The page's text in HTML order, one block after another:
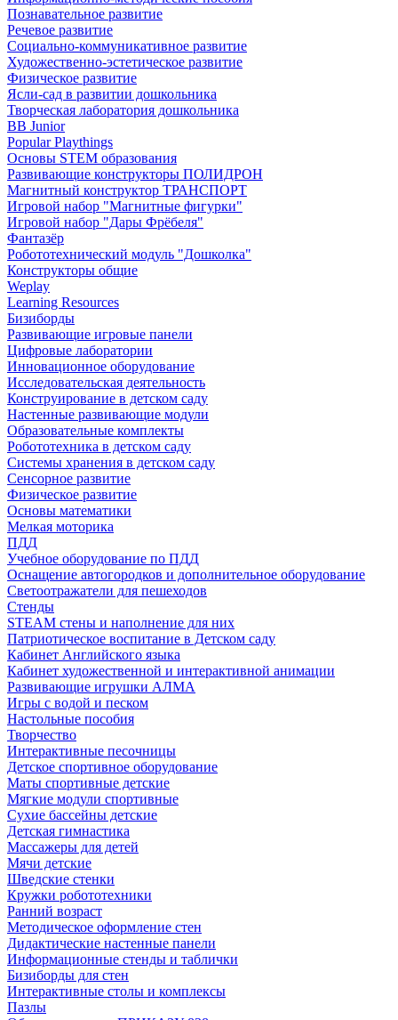
Познавательное развитие
Речевое развитие
Социально-коммуникативное развитие
Художественно-эстетическое развитие
Физическое развитие
Ясли-сад в развитии дошкольника
Творческая лаборатория дошкольника
BB Junior
Popular Playthings
Основы STEM образования
Развивающие конструкторы ПОЛИДРОН
Магнитный конструктор ТРАНСПОРТ
Игровой набор "Магнитные фигурки"
Игровой набор "Дары Фрёбеля"
Фантазёр
Робототехнический модуль "Дошколка"
Конструкторы общие
Weplay
Learning Resources
Бизиборды
Развивающие игровые панели
Цифровые лаборатории
Инновационное оборудование
Исследовательская деятельность
Конструирование в детском саду
Настенные развивающие модули
Образовательные комплекты
Робототехника в детском саду
Системы хранения в детском саду
Сенсорное развитие
Физическое развитие
Основы математики
Мелкая моторика
ПДД
Учебное оборудование по ПДД
Оснащение автогородков и дополнительное оборудование
Светоотражатели для пешеходов
Стенды
STEAM стены и наполнение для них
Патриотическое воспитание в Детском саду
Кабинет Английского языка
Кабинет художественной и интерактивной анимации
Развивающие игрушки АЛМА
Игры с водой и песком
Настольные пособия
Творчество
Интерактивные песочницы
Детское спортивное оборудование
Маты спортивные детские
Мягкие модули спортивные
Сухие бассейны детские
Детская гимнастика
Массажеры для детей
Мячи детские
Шведские стенки
Кружки робототехники
Ранний возраст
Методическое оформление стен
Дидактические настенные панели
Информационные стенды и таблички
Бизиборды для стен
Интерактивные столы и комплексы
Пазлы